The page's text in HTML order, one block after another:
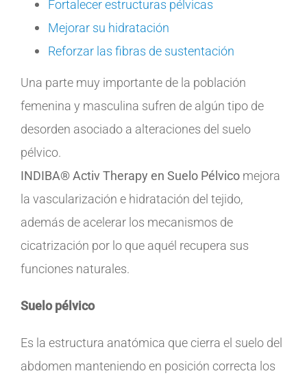
Fortalecer estructuras pélvicas
Mejorar su hidratación
Reforzar las fibras de sustentación
Una parte muy importante de la población
femenina y masculina sufren de algún tipo de
desorden asociado a alteraciones del suelo
pélvico.
INDIBA® Activ Therapy en Suelo Pélvico mejora
la vascularización e hidratación del tejido,
además de acelerar los mecanismos de
cicatrización por lo que aquél recupera sus
funciones naturales.
Suelo pélvico
Es la estructura anatómica que cierra el suelo del
abdomen manteniendo en posición correcta los